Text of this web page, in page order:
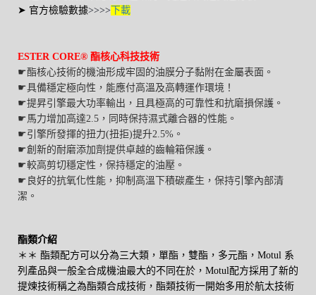
➤ 官方檢驗數據>>>>下載
ESTER CORE® 酯核心科技技術
☛酯核心技術的機油形成牢固的油膜分子黏附在金屬表面。
☛具備穩定極向性，能應付高溫及高轉運作環境！
☛提昇引擎最大功率輸出，且具極高的可靠性和抗磨損保護。
☛馬力增加高達2.5，同時保持濕式離合器的性能。
☛引擎所發揮的扭力(扭拒)提升2.5%。
☛創新的耐磨添加劑提供卓越的齒輪箱保護。
☛較高剪切穩定性，保持穩定的油壓。
☛良好的抗氧化性能，抑制高溫下積碳產生，保持引擎內部清
潔。
酯類介紹
＊＊ 酯類配方可以分為三大類，單酯，雙酯，多元酯，Motul 系
列產品與一般全合成機油最大的不同在於，Motul配方採用了新的
提煉技術稱之為酯類合成技術，酯類技術一開始多用於航太技術